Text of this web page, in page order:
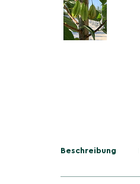
Beschreibung